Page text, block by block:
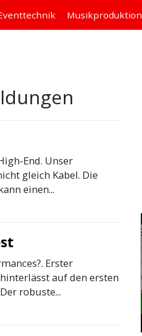
Musikproduktion
End. Unser
gleich Kabel. Die
einen...
Erster
hinterlässt auf den ersten
robuste...